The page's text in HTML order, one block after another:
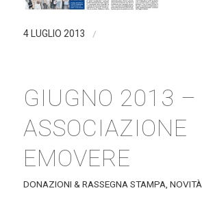
4 LUGLIO 2013 /
GIUGNO 2013 –
ASSOCIAZIONE
EMOVERE
DONAZIONI & RASSEGNA STAMPA NOVITÀ